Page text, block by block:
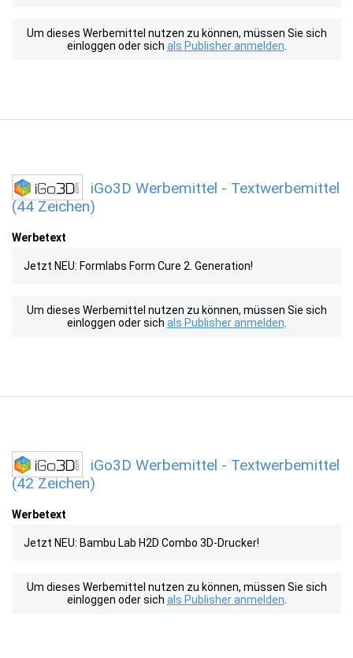
Um dieses Werbemittel nutzen zu können, müssen Sie sich
einloggen oder sich als Publisher anmelden
iGo3D Werbemittel - Textwerbemittel
(44 Zeichen)
Werbetext
Jetzt NEU: Formlabs Form Cure 2. Generation!
Um dieses Werbemittel nutzen zu können, müssen Sie sich
einloggen oder sich als Publisher anmelden
iGo3D Werbemittel - Textwerbemittel
(42 Zeichen)
Werbetext
Jetzt NEU: Bambu Lab H2D Combo 3D-Drucker!
Um dieses Werbemittel nutzen zu können, müssen Sie sich
einloggen oder sich als Publisher anmelden